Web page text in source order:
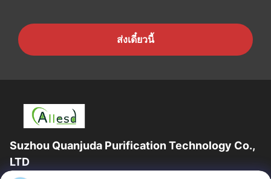
ส่งเดี๋ยวนี้
Suzhou Quanjuda Purification Technology Co.,
LTD